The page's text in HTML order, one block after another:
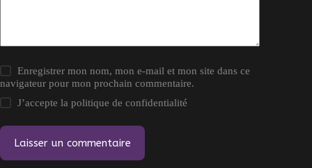
Enregistrer mon nom, mon e-mail et mon site dans ce
navigateur pour mon prochain commentaire.
J’accepte lapolitique de confidentialité
Laisser un commentaire